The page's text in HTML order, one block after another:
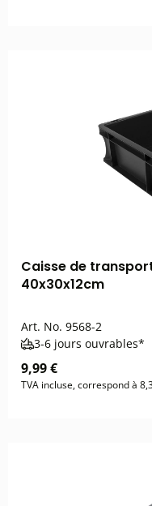
Caisse de
40x30x12cm
Art. No. 9568-2
3-6 jours ouvrables*
9,99 €
TVA incluse, correspond à